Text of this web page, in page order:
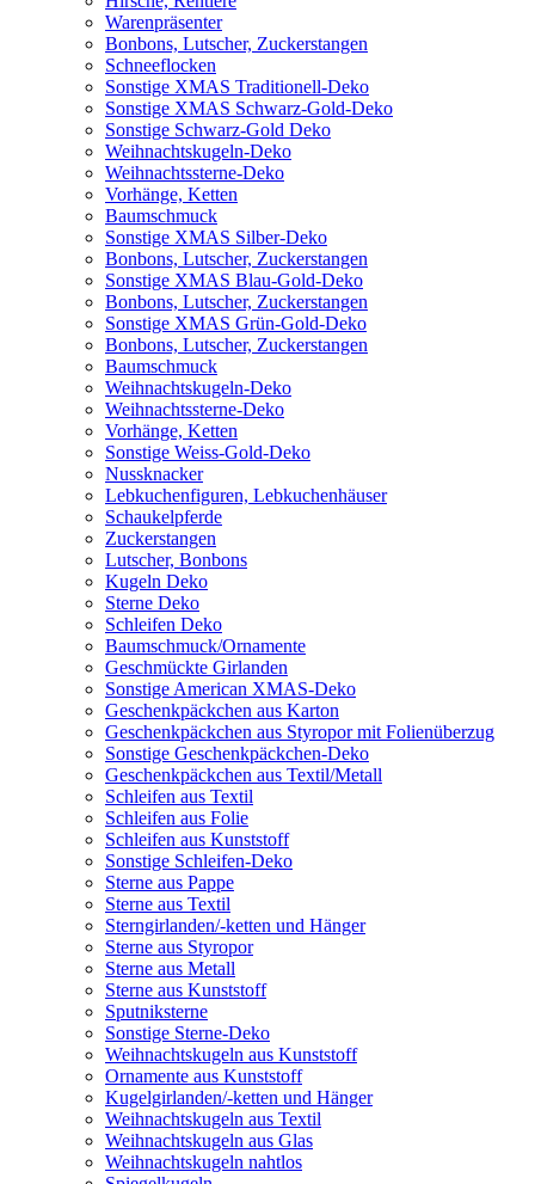
Warenpräsenter
Bonbons, Lutscher, Zuckerstangen
Schneeflocken
Sonstige XMAS Traditionell-Deko
Sonstige XMAS Schwarz-Gold-Deko
Sonstige Schwarz-Gold Deko
Weihnachtskugeln-Deko
Weihnachtssterne-Deko
Vorhänge, Ketten
Baumschmuck
Sonstige XMAS Silber-Deko
Bonbons, Lutscher, Zuckerstangen
Sonstige XMAS Blau-Gold-Deko
Bonbons, Lutscher, Zuckerstangen
Sonstige XMAS Grün-Gold-Deko
Bonbons, Lutscher, Zuckerstangen
Baumschmuck
Weihnachtskugeln-Deko
Weihnachtssterne-Deko
Vorhänge, Ketten
Sonstige Weiss-Gold-Deko
Nussknacker
Lebkuchenfiguren, Lebkuchenhäuser
Schaukelpferde
Zuckerstangen
Lutscher, Bonbons
Kugeln Deko
Sterne Deko
Schleifen Deko
Baumschmuck/Ornamente
Geschmückte Girlanden
Sonstige American XMAS-Deko
Geschenkpäckchen aus Karton
Geschenkpäckchen aus Styropor mit Folienüberzug
Sonstige Geschenkpäckchen-Deko
Geschenkpäckchen aus Textil/Metall
Schleifen aus Textil
Schleifen aus Folie
Schleifen aus Kunststoff
Sonstige Schleifen-Deko
Sterne aus Pappe
Sterne aus Textil
Sterngirlanden/-ketten und Hänger
Sterne aus Styropor
Sterne aus Metall
Sterne aus Kunststoff
Sputniksterne
Sonstige Sterne-Deko
Weihnachtskugeln aus Kunststoff
Ornamente aus Kunststoff
Kugelgirlanden/-ketten und Hänger
Weihnachtskugeln aus Textil
Weihnachtskugeln aus Glas
Weihnachtskugeln nahtlos